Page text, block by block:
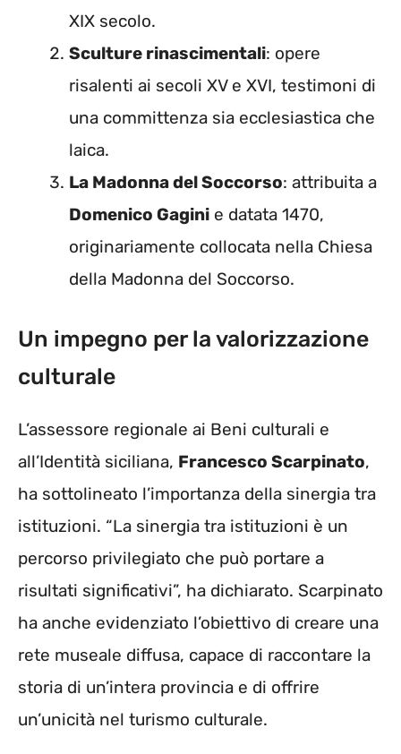
XIX secolo.
Sculture rinascimentali: opere
risalenti ai secoli XV e XVI, testimoni di
una committenza sia ecclesiastica che
laica.
La Madonna del Soccorso: attribuita a
Domenico Gagini e datata 1470,
originariamente collocata nella Chiesa
della Madonna del Soccorso.
Un impegno per la valorizzazione
culturale
L’assessore regionale ai Beni culturali e
all’Identità siciliana, Francesco Scarpinato,
ha sottolineato l’importanza della sinergia tra
istituzioni. “La sinergia tra istituzioni è un
percorso privilegiato che può portare a
risultati significativi”, ha dichiarato. Scarpinato
ha anche evidenziato l’obiettivo di creare una
rete museale diffusa, capace di raccontare la
storia di un’intera provincia e di offrire
un’unicità nel turismo culturale.